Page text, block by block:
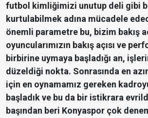
futbol kimliğimizi unutup deli gibi
kurtulabilmek adına mücadele
önemli parametre bu, bizim bakış
oyuncularımızın bakış açısı ve
birbirine uymaya başladığı an,
düzeldiği nokta. Sonrasında en
için en oynamamız gereken
başladık ve bu da bir istikrara
başından beri Konyaspor çok